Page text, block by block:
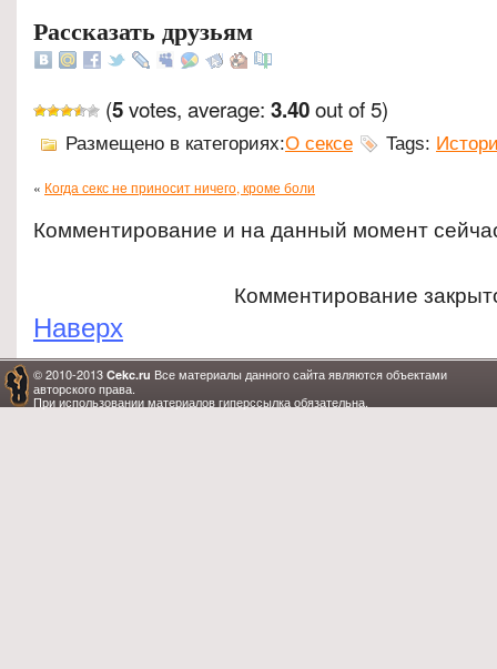
Рассказать друзьям
(5votes, average: 3.40out of 5)
Размещено в категориях:О сексе Tags:
« Когда секс не приносит ничего, кроме боли
Комментирование и на данный момент
Комментирование
Наверх
© 2010-2013 Cekc.ru Все материалы данного сайта являются объектами
авторского права.
При использовании материалов гиперссылка обязательна.